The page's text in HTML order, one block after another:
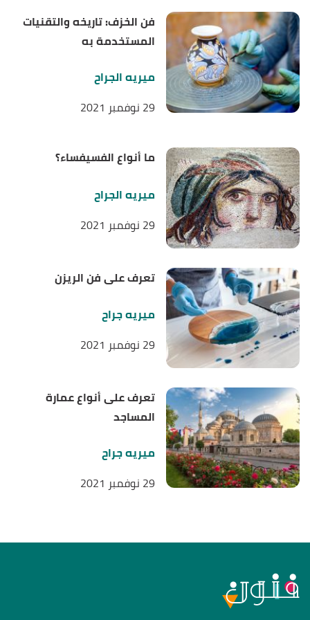
فن الخزف: تاريخه والتقنيات
المستخدمة به
ميريه الجراح
29 نوفمبر 2021
ما أنواع الفسيفساء؟
ميريه الجراح
29 نوفمبر 2021
تعرف على فن الريزن
ميريه جراح
29 نوفمبر 2021
تعرف على أنواع عمارة
المساجد
ميريه جراح
29 نوفمبر 2021